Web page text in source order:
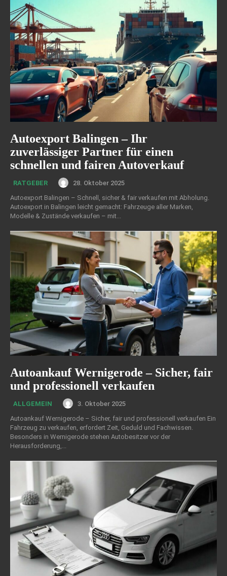
Autoexport Balingen – Ihr
zuverlässiger Partner für einen
schnellen und fairen Autoverkauf
RATGEBER
28. Oktober 2025
Autoexport Balingen – Schnell, sicher & fair verkaufen mit Abholung.
Autoexport in Balingen leicht gemacht: Fahrzeuge aller Marken,
Modelle & Zustände verkaufen – mit...
Autoankauf Wernigerode – Sicher, fair
und professionell verkaufen
ALLGEMEIN
3. Oktober 2025
Autoankauf Wernigerode – Sicher, fair und professionell verkaufen Ein
Fahrzeug zu verkaufen, erfordert Zeit, Geduld und Fachwissen.
Besonders in Wernigerode stehen Autobesitzer vor der
Herausforderung,...